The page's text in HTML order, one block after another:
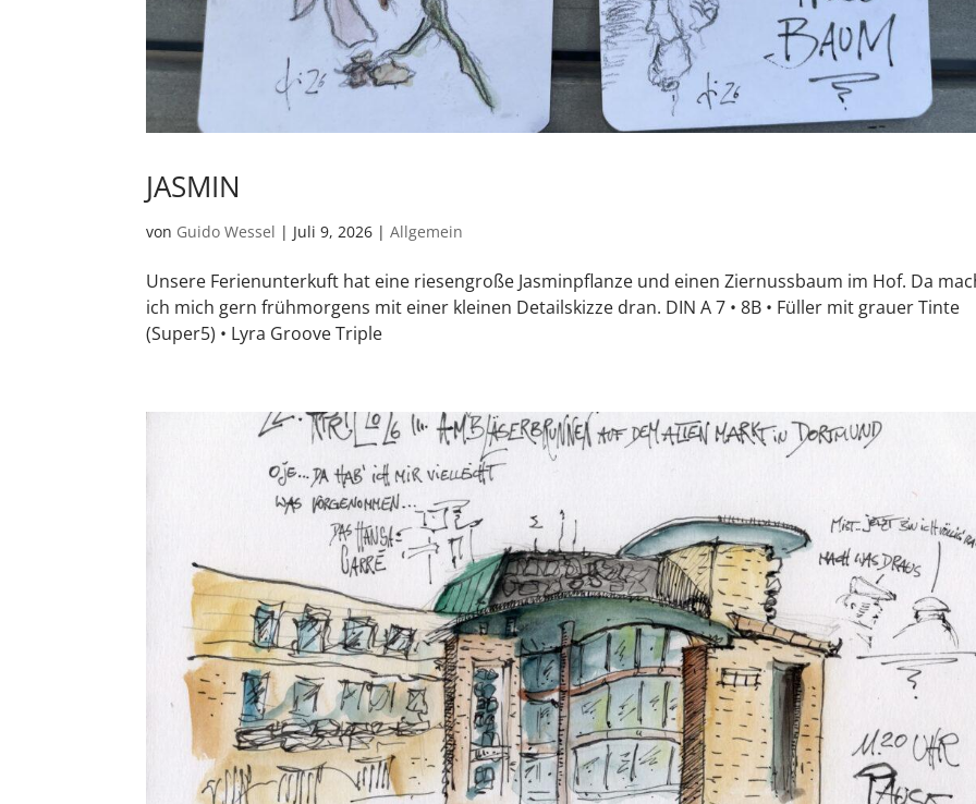
JASMIN
von Guido Wessel | Juli 9, 2026 |Allgemein
Unsere Ferienunterkuft hat eine riesengroße Jasminpflanze und einen Ziernussbaum im Hof. Da
ich mich gern frühmorgens mit einer kleinen Detailskizze dran. DIN A 7 • 8B • Füller mit grauer Tinte
(Super5) • Lyra Groove Triple